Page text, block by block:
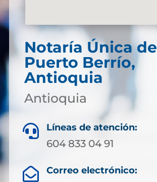
Notaría Única de
Puerto Berrío,
Antioquia
Antioquia
 Líneas de atención:
604 833 04 91
 Correo electrónico: